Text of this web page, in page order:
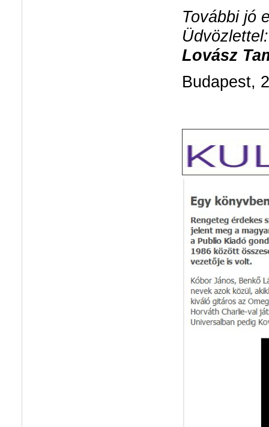
További jó
Üdvözlettel:
Lovász
Budapest,